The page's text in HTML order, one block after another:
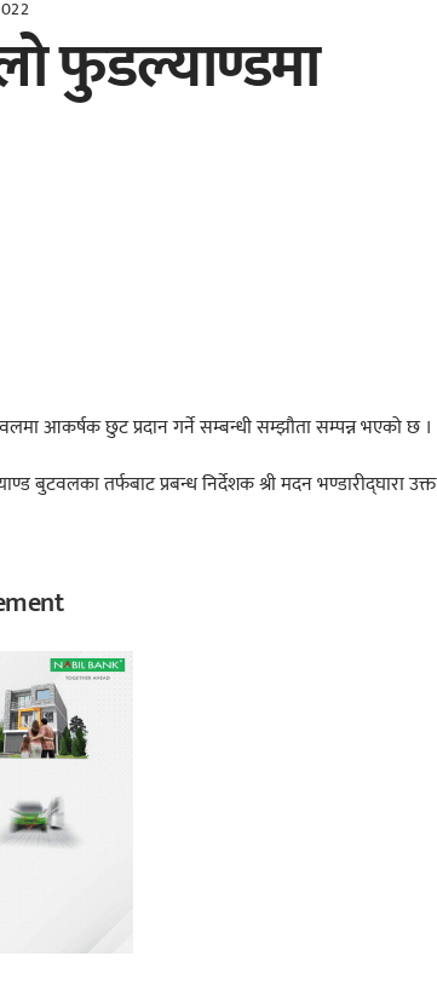
फुडल्याण्डमा
आकर्षक छुट प्रदान गर्ने सम्बन्धी सम्झौता सम्पन्न भएको छ ।
बुटवलका तर्फबाट प्रबन्ध निर्देशक श्री मदन भण्डारीद्घारा उक्त